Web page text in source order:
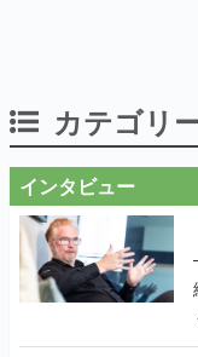
カテゴリ
インタビュー